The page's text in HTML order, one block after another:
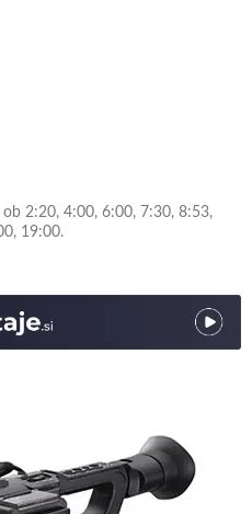
2:20, 4:00, 6:00, 7:30, 8:53,
19:00.